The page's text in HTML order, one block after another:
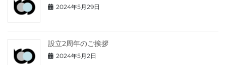
2024年5月29日
設立2周年のご挨拶
2024年5月2日